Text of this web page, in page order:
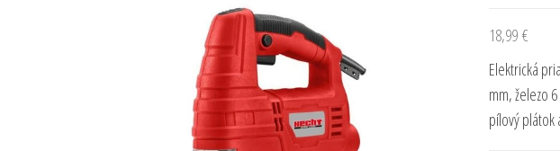
18,99 €
Elektrická
mm, železo
pílový plátok